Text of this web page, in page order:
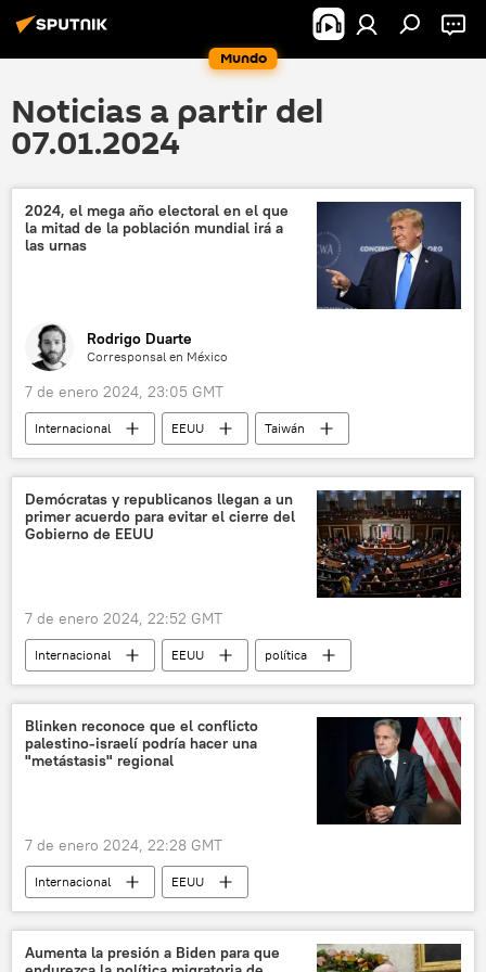
Mundo
Noticias a partir del
07.01.2024
2024, el mega año electoral en el que
la mitad de la población mundial irá a
las urnas
Rodrigo Duarte
Corresponsal en México
7 de enero 2024, 23:05 GMT
Internacional EEUU
Taiwán
México
Morena
Joe Biden
Hunter Biden
Kuomintang (KMT)
Rusia
China
la India
Boris Johnson
Claudia Sheinbaum
Demócratas y republicanos llegan a un
primer acuerdo para evitar el cierre del
Gobierno de EEUU
7 de enero 2024, 22:52 GMT
Internacional EEUU política
Blinken reconoce que el conflicto
palestino-israelí podría hacer una
"metástasis" regional
7 de enero 2024, 22:28 GMT
Internacional
EEUU
Antony J. Blinken
📰 Conflicto palestino-israelí
Aumenta la presión a Biden para que